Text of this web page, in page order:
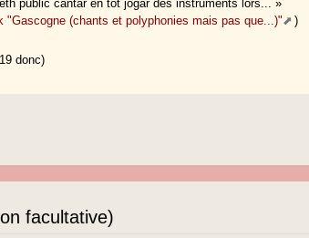
public cantar en tot jogar des instruments lors... »
"Gascogne (chants et polyphonies mais pas que...)" )
donc)
facultative)